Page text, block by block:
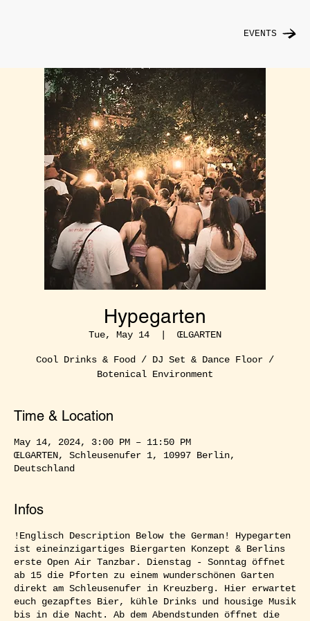
EVENTS
Hypegarten
Tue, May 14
  |
ŒLGARTEN
Cool Drinks & Food / DJ Set & Dance Floor /
Botenical Environment
Time & Location
May 14, 2024, 3:00 PM – 11:50 PM
ŒLGARTEN, Schleusenufer 1, 10997 Berlin,
Deutschland
Infos
!Englisch Description Below the German! Hypegarten
ist eineinzigartiges Biergarten Konzept & Berlins
erste Open Air Tanzbar. Dienstag - Sonntag öffnet
ab 15 die Pforten zu einem wunderschönen Garten
direkt am Schleusenufer in Kreuzberg. Hier erwartet
euch gezapftes Bier, kühle Drinks und housige Musik
bis in die Nacht. Ab dem Abendstunden öffnet die